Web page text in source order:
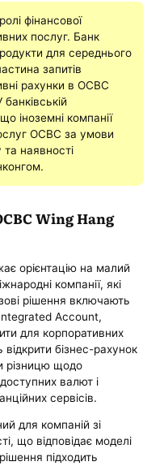
фінансової
послуг. Банк
для середнього
запитів
рахунки в OCBC
іноземні компанії
OCBC за умови
наявності
Wing Hang
орієнтацію на малий
компанії, які
рішення включають
Account,
для корпоративних
відкрити бізнес-рахунок
різницю щодо
валют і
сервісів.
для компаній зі
що відповідає моделі
підходить